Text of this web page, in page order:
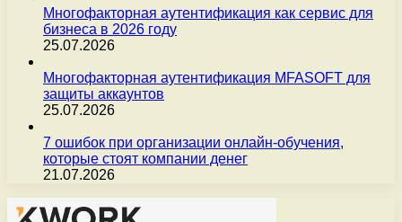
Многофакторная аутентификация как сервис для
бизнеса в 2026 году
25.07.2026
Многофакторная аутентификация MFASOFT для
защиты аккаунтов
25.07.2026
7 ошибок при организации онлайн-обучения,
которые стоят компании денег
21.07.2026